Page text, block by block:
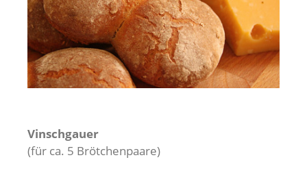
Vinschgauer
(für ca. 5 Brötchenpaare)